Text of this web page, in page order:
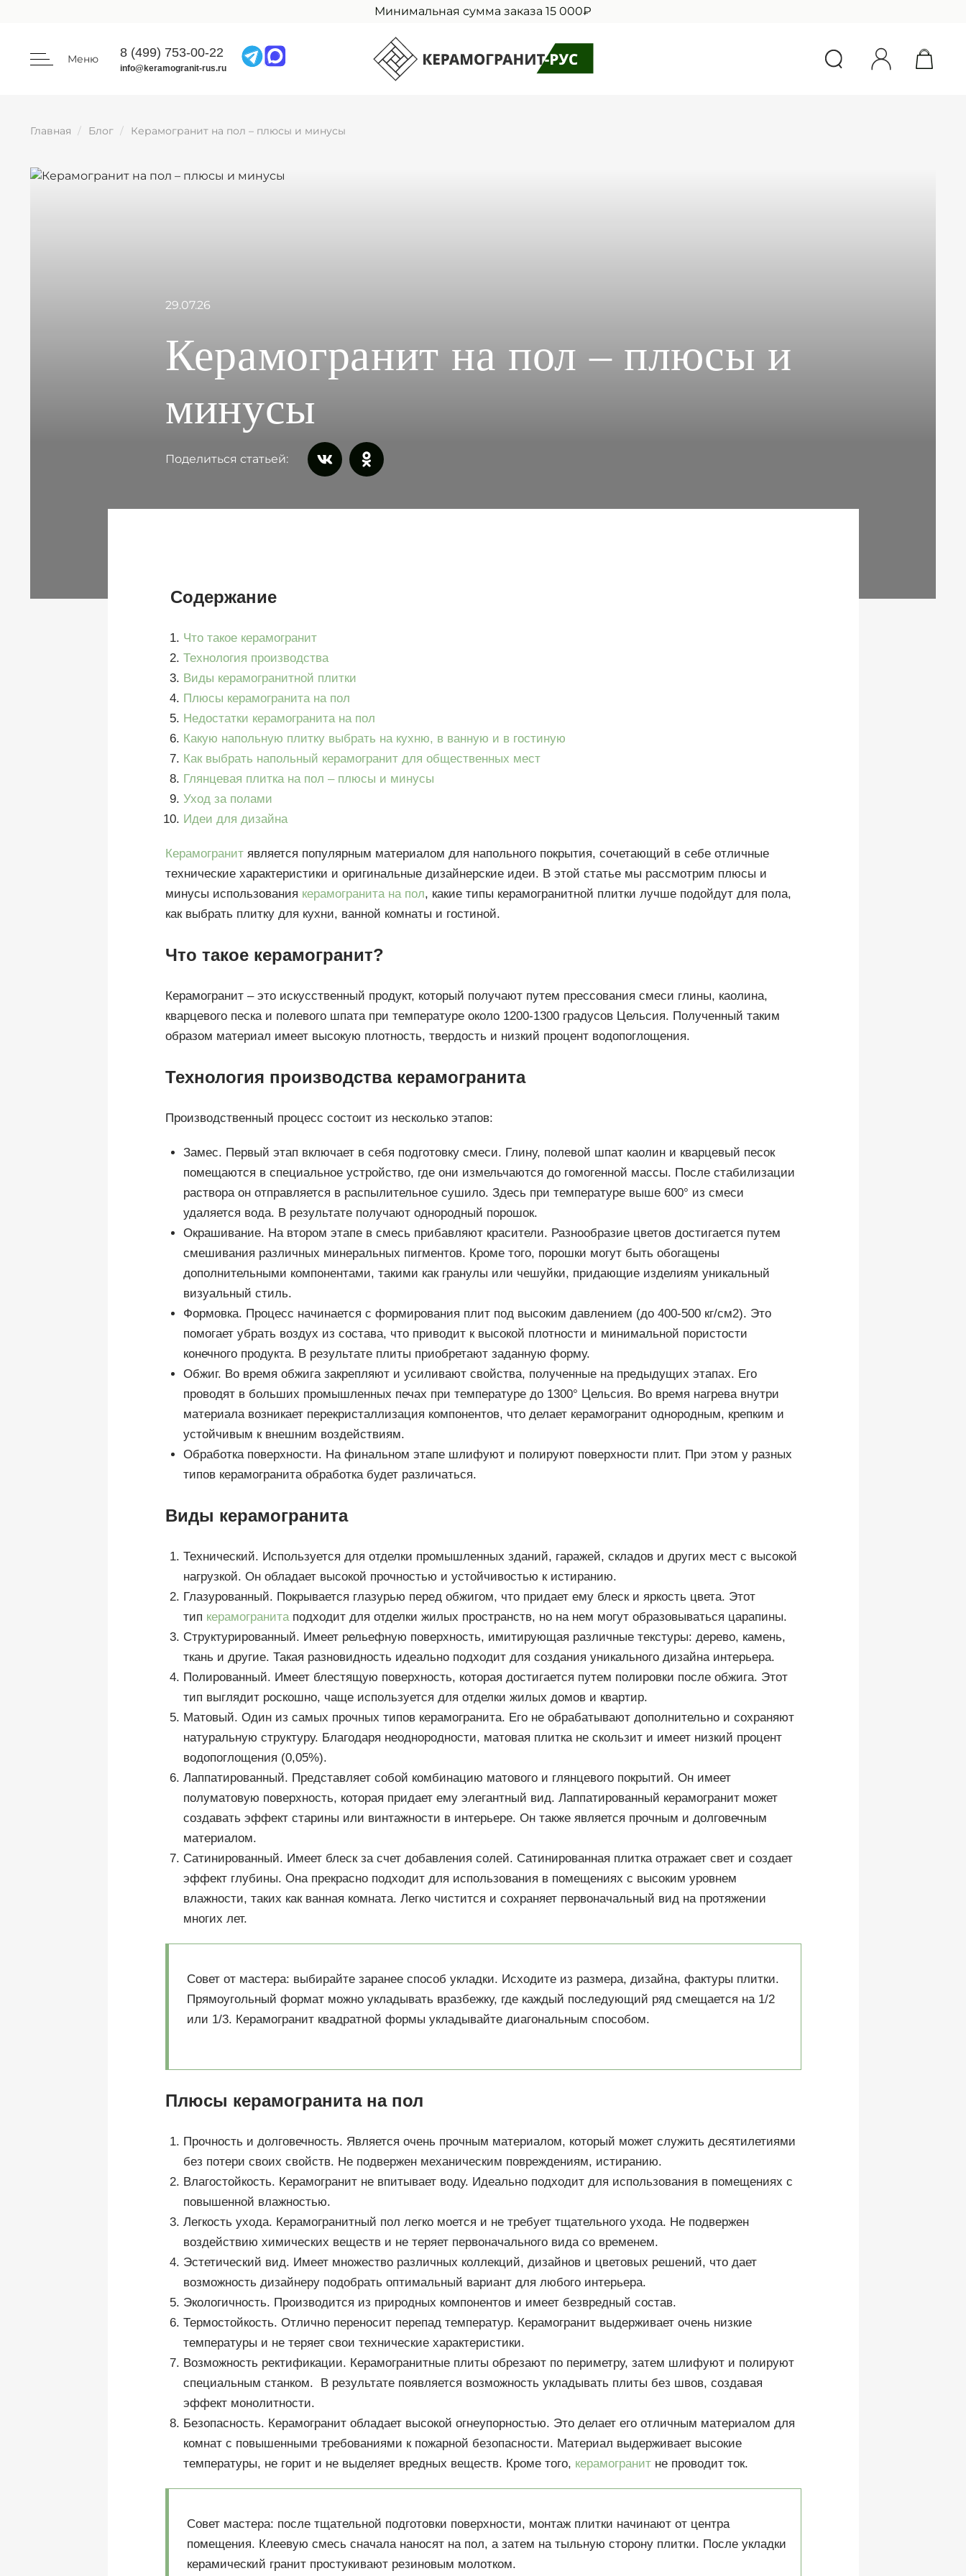
Минимальная сумма заказа 15 000₽
Меню 8 (499) 753-00-22
info@keramogranit-rus.ru
Главная Блог Керамогранит на пол – плюсы и минусы
29.07.26
Керамогранит на пол – плюсы и
минусы
Поделиться статьей:
Содержание
Что такое керамогранит
Технология производства
Виды керамогранитной плитки
Плюсы керамогранита на пол
Недостатки керамогранита на пол
Какую напольную плитку выбрать на кухню, в ванную и в гостиную
Как выбрать напольный керамогранит для общественных мест
Глянцевая плитка на пол – плюсы и минусы
Уход за полами
Идеи для дизайна
Керамогранит является популярным материалом для напольного покрытия, сочетающий в себе отличные
технические характеристики и оригинальные дизайнерские идеи. В этой статье мы рассмотрим плюсы и
минусы использования керамогранита на пол, какие типы керамогранитной плитки лучше подойдут для пола,
как выбрать плитку для кухни, ванной комнаты и гостиной.
Что такое керамогранит?
Керамогранит – это искусственный продукт, который получают путем прессования смеси глины, каолина,
кварцевого песка и полевого шпата при температуре около 1200-1300 градусов Цельсия. Полученный таким
образом материал имеет высокую плотность, твердость и низкий процент водопоглощения.
Технология производства керамогранита
Производственный процесс состоит из несколько этапов:
Замес. Первый этап включает в себя подготовку смеси. Глину, полевой шпат каолин и кварцевый песок
помещаются в специальное устройство, где они измельчаются до гомогенной массы. После стабилизации
раствора он отправляется в распылительное сушило. Здесь при температуре выше 600° из смеси
удаляется вода. В результате получают однородный порошок.
Окрашивание. На втором этапе в смесь прибавляют красители. Разнообразие цветов достигается путем
смешивания различных минеральных пигментов. Кроме того, порошки могут быть обогащены
дополнительными компонентами, такими как гранулы или чешуйки, придающие изделиям уникальный
визуальный стиль.
Формовка. Процесс начинается с формирования плит под высоким давлением (до 400-500 кг/см2). Это
помогает убрать воздух из состава, что приводит к высокой плотности и минимальной пористости
конечного продукта. В результате плиты приобретают заданную форму.
Обжиг. Во время обжига закрепляют и усиливают свойства, полученные на предыдущих этапах. Его
проводят в больших промышленных печах при температуре до 1300° Цельсия. Во время нагрева внутри
материала возникает перекристаллизация компонентов, что делает керамогранит однородным, крепким и
устойчивым к внешним воздействиям.
Обработка поверхности. На финальном этапе шлифуют и полируют поверхности плит. При этом у разных
типов керамогранита обработка будет различаться.
Виды керамогранита
Технический. Используется для отделки промышленных зданий, гаражей, складов и других мест с высокой
нагрузкой. Он обладает высокой прочностью и устойчивостью к истиранию.
Глазурованный. Покрывается глазурью перед обжигом, что придает ему блеск и яркость цвета. Этот
тип керамогранита подходит для отделки жилых пространств, но на нем могут образовываться царапины.
Структурированный. Имеет рельефную поверхность, имитирующая различные текстуры: дерево, камень,
ткань и другие. Такая разновидность идеально подходит для создания уникального дизайна интерьера.
Полированный. Имеет блестящую поверхность, которая достигается путем полировки после обжига. Этот
тип выглядит роскошно, чаще используется для отделки жилых домов и квартир.
Матовый. Один из самых прочных типов керамогранита. Его не обрабатывают дополнительно и сохраняют
натуральную структуру. Благодаря неоднородности, матовая плитка не скользит и имеет низкий процент
водопоглощения (0,05%).
Лаппатированный. Представляет собой комбинацию матового и глянцевого покрытий. Он имеет
полуматовую поверхность, которая придает ему элегантный вид. Лаппатированный керамогранит может
создавать эффект старины или винтажности в интерьере. Он также является прочным и долговечным
материалом.
Сатинированный. Имеет блеск за счет добавления солей. Сатинированная плитка отражает свет и создает
эффект глубины. Она прекрасно подходит для использования в помещениях с высоким уровнем
влажности, таких как ванная комната. Легко чистится и сохраняет первоначальный вид на протяжении
многих лет.
Совет от мастера: выбирайте заранее способ укладки. Исходите из размера, дизайна, фактуры плитки.
Прямоугольный формат можно укладывать вразбежку, где каждый последующий ряд смещается на 1/2
или 1/3. Керамогранит квадратной формы укладывайте диагональным способом.
Плюсы керамогранита на пол
Прочность и долговечность. Является очень прочным материалом, который может служить десятилетиями
без потери своих свойств. Не подвержен механическим повреждениям, истиранию.
Влагостойкость. Керамогранит не впитывает воду. Идеально подходит для использования в помещениях с
повышенной влажностью.
Легкость ухода. Керамогранитный пол легко моется и не требует тщательного ухода. Не подвержен
воздействию химических веществ и не теряет первоначального вида со временем.
Эстетический вид. Имеет множество различных коллекций, дизайнов и цветовых решений, что дает
возможность дизайнеру подобрать оптимальный вариант для любого интерьера.
Экологичность. Производится из природных компонентов и имеет безвредный состав.
Термостойкость. Отлично переносит перепад температур. Керамогранит выдерживает очень низкие
температуры и не теряет свои технические характеристики.
Возможность ректификации. Керамогранитные плиты обрезают по периметру, затем шлифуют и полируют
специальным станком. В результате появляется возможность укладывать плиты без швов, создавая
эффект монолитности.
Безопасность. Керамогранит обладает высокой огнеупорностью. Это делает его отличным материалом для
комнат с повышенными требованиями к пожарной безопасности. Материал выдерживает высокие
температуры, не горит и не выделяет вредных веществ. Кроме того, керамогранит не проводит ток.
Совет мастера: после тщательной подготовки поверхности, монтаж плитки начинают от центра
помещения. Клеевую смесь сначала наносят на пол, а затем на тыльную сторону плитки. После укладки
керамический гранит простукивают резиновым молотком.